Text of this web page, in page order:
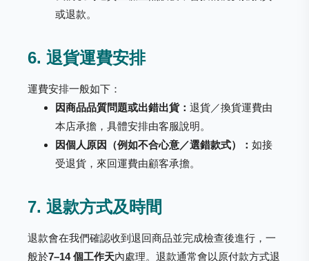
或退款。
6. 退貨運費安排
運費安排一般如下：
因商品品質問題或出錯出貨： 退貨／換貨運費由
本店承擔，具體安排由客服說明。
因個人原因（例如不合心意／選錯款式）： 如接
受退貨，來回運費由顧客承擔。
7. 退款方式及時間
退款會在我們確認收到退回商品並完成檢查後進行，一
般於7–14 個工作天內處理。退款通常會以原付款方式退